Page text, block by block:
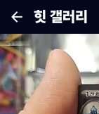
힛 갤러리